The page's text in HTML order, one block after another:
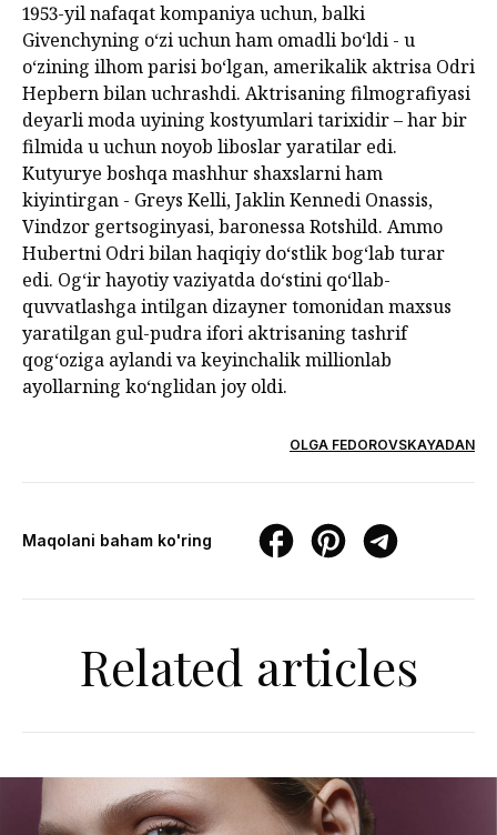
1953-yil nafaqat kompaniya uchun, balki
Givenchyning oʻzi uchun ham omadli boʻldi - u
oʻzining ilhom parisi boʻlgan, amerikalik aktrisa Odri
Hepbern bilan uchrashdi. Aktrisaning filmografiyasi
deyarli moda uyining kostyumlari tarixidir – har bir
filmida u uchun noyob liboslar yaratilar edi.
Kutyurye boshqa mashhur shaxslarni ham
kiyintirgan - Greys Kelli, Jaklin Kennedi Onassis,
Vindzor gertsoginyasi, baronessa Rotshild. Ammo
Hubertni Odri bilan haqiqiy doʻstlik bogʻlab turar
edi. Ogʻir hayotiy vaziyatda doʻstini qoʻllab-
quvvatlashga intilgan dizayner tomonidan maxsus
yaratilgan gul-pudra ifori aktrisaning tashrif
qogʻoziga aylandi va keyinchalik millionlab
ayollarning koʻnglidan joy oldi.
OLGA FEDOROVSKAYADAN
Maqolani baham ko'ring
Related articles